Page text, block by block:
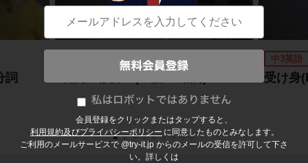
会員登録をクリックまたはタップすると、
利用規約及びプライバシーポリシー に同意したものとみなします。
ご利用のメールサービスで @try-it.jp からのメールの受信を許可して下さ
い。詳しくは
詞 受け身
中3英語